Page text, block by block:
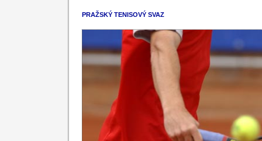
PRAŽSKÝ TENISOVÝ SVAZ